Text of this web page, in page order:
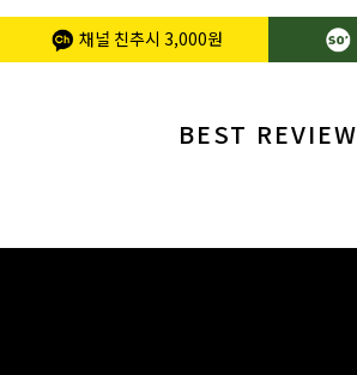
채널 친추시 3,000원
BEST REVIEW